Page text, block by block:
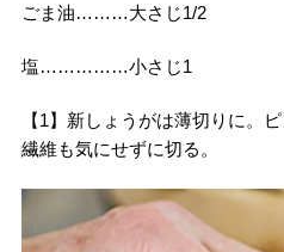
ごま油………大さじ1/2
塩……………小さじ1
【1】新しょうがは薄切りに。
繊維も気にせずに切る。